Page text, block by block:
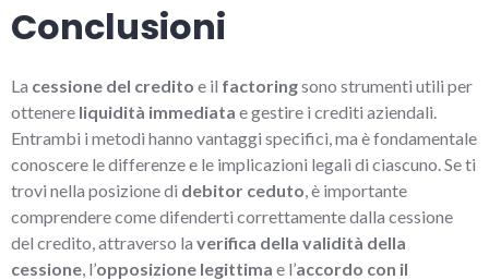
Conclusioni
La cessione del credito e il factoringsono strumenti utili per
ottenere liquidità immediata e gestire i crediti aziendali.
Entrambi i metodi hanno vantaggi specifici, ma è fondamentale
conoscere le differenze e le implicazioni legali di ciascuno. Se ti
trovi nella posizione di debitor ceduto, è importante
comprendere come difenderti correttamente dalla cessione
del credito, attraverso la verifica della validità della
cessione, l’opposizione legittima e l’accordo con il